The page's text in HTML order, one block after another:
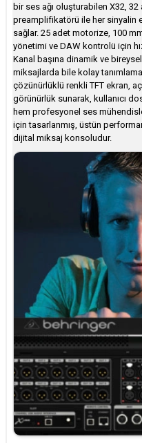
bir ses ağı oluşturabilen X32,
preamplifikatörü ile her sinyalin
sağlar. 25 adet motorize, 100
yönetimi ve DAW kontrolü için
Kanal başına dinamik ve
miksajlarda bile kolay
çözünürlüklü renkli TFT ekran,
görünürlük sunarak, kullanıcı
hem profesyonel ses
için tasarlanmış, üstün
dijital miksaj konsoludur.